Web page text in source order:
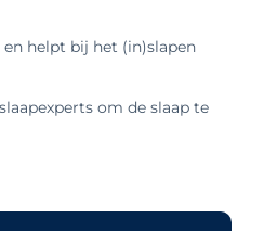
helpt bij het (in)slapen
om de slaap te